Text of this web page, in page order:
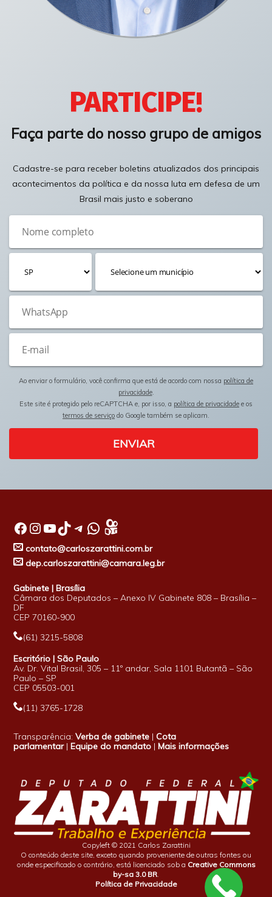
PARTICIPE!
Faça parte do nosso grupo de amigos
Cadastre-se para receber boletins atualizados dos principais
acontecimentos da política e da nossa luta em defesa de um
Brasil mais justo e soberano
Ao enviar o formulário, você confirma que está de acordo com nossa política de
privacidade.
Este site é protegido pelo reCAPTCHA e, por isso, a política de privacidade e os
termos de serviço do Google também se aplicam.
ENVIAR
Facebook InstagramYoutube TikTok Telegram WhatsApp
contato@carloszarattini.com.br
dep.carloszarattini@camara.leg.br
Gabinete | Brasília
Câmara dos Deputados – Anexo IV Gabinete 808 – Brasília –
DF
CEP 70160-900
(61) 3215-5808
Escritório | São Paulo
Av. Dr. Vital Brasil, 305 – 11º andar, Sala 1101 Butantã – São
Paulo – SP
CEP 05503-001
(11) 3765-1728
Transparência:Verba de gabinete |Cota
parlamentar|Equipe do mandato |Mais informações
Copyleft © 2021 Carlos Zarattini
O conteúdo deste site, exceto quando proveniente de outras fontes ou
onde especificado o contrário, está licenciado sob a Creative Commons
by-sa 3.0 BR
Política de Privacidade